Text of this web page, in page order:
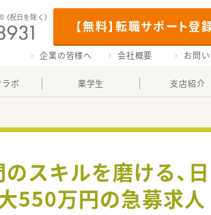
【無料】転職サポート登
（祝日を除く）
企業の皆様へ 会社概要 お問
ボ 薬学生 支店紹介
スキルを磨ける、日
550万円の急募求人